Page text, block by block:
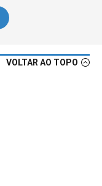
VOLTAR AO TOPO